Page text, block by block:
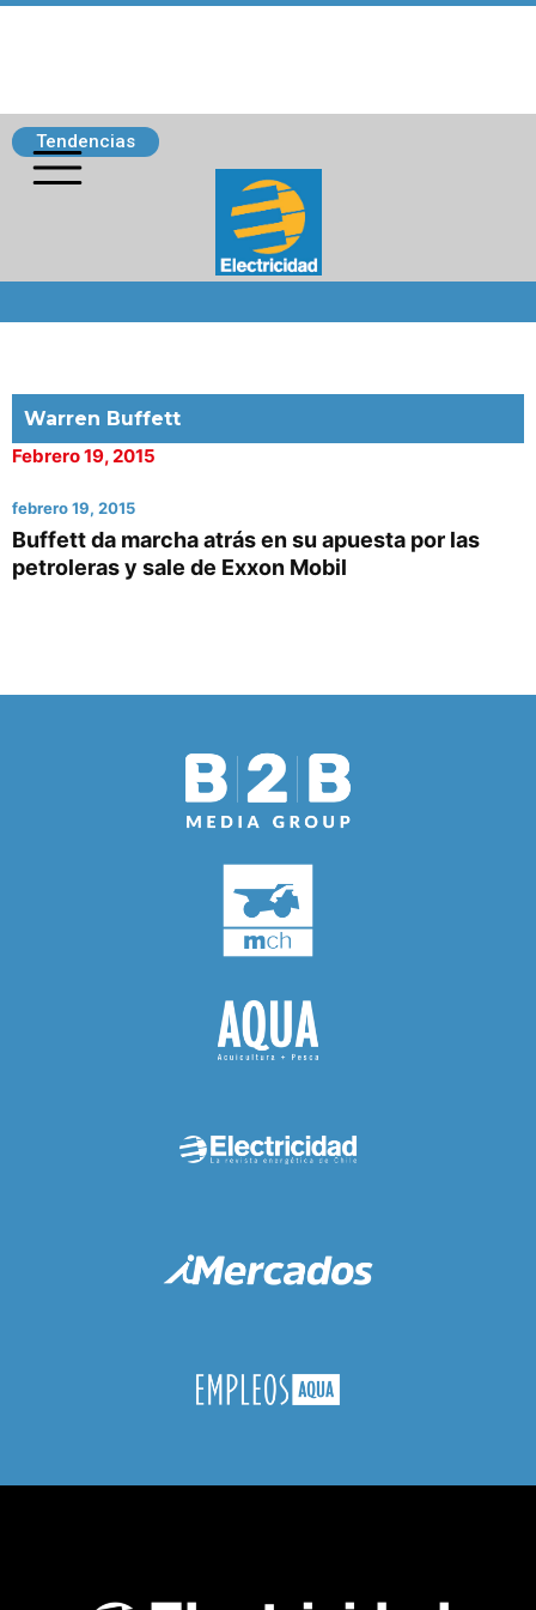
Tendencias
Warren Buffett
Febrero 19, 2015
febrero 19, 2015
Buffett da marcha atrás en su apuesta por las
petroleras y sale de Exxon Mobil